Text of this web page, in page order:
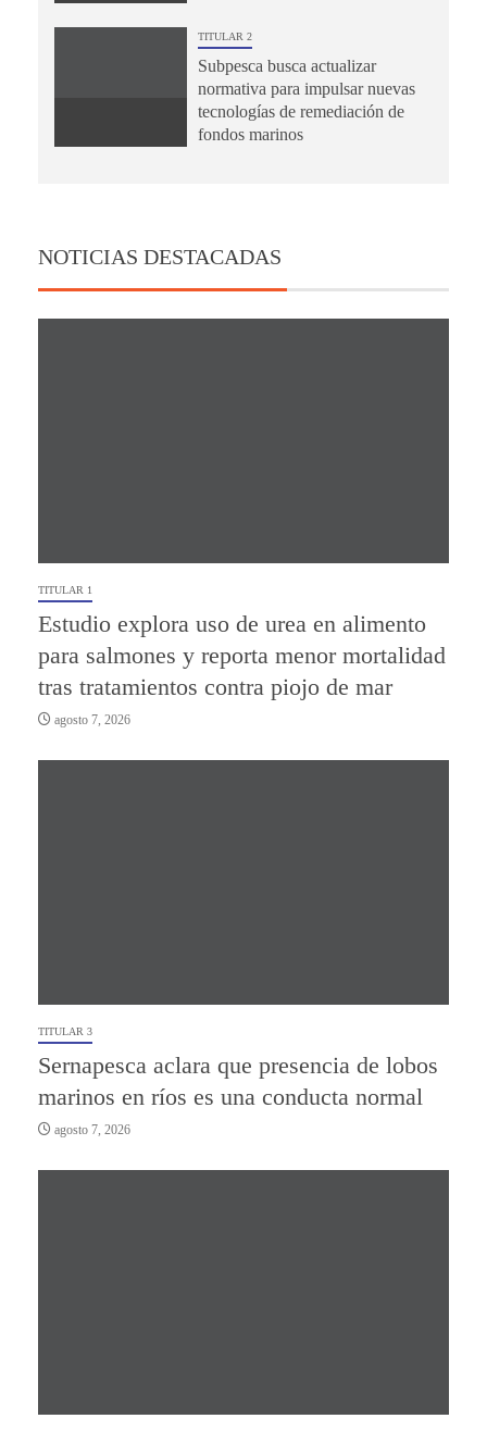
TITULAR 2
Subpesca busca actualizar
normativa para impulsar nuevas
tecnologías de remediación de
fondos marinos
NOTICIAS DESTACADAS
TITULAR 1
Estudio explora uso de urea en alimento
para salmones y reporta menor mortalidad
tras tratamientos contra piojo de mar
agosto 7, 2026
TITULAR 3
Sernapesca aclara que presencia de lobos
marinos en ríos es una conducta normal
agosto 7, 2026